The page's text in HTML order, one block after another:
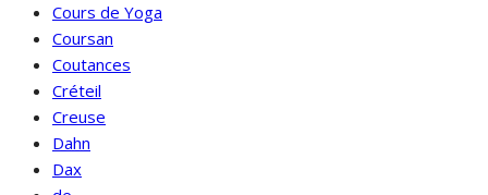
Cours de Yoga
Coursan
Coutances
Créteil
Creuse
Dahn
Dax